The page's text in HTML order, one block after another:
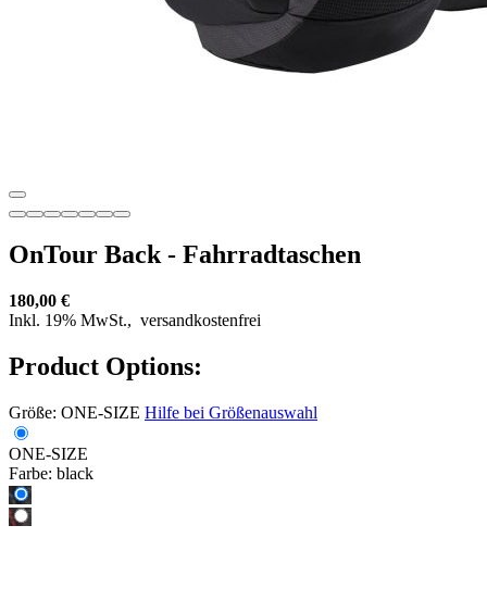
OnTour Back - Fahrradtaschen
180,00 €
Inkl. 19% MwSt., versandkostenfrei
Product Options:
Größe: ONE-SIZE Hilfe bei Größenauswahl
ONE-SIZE
Farbe: black